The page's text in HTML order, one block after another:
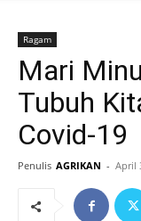
Ragam
Mari
Tubuh
Covid-19
Penulis AGRIKAN - April